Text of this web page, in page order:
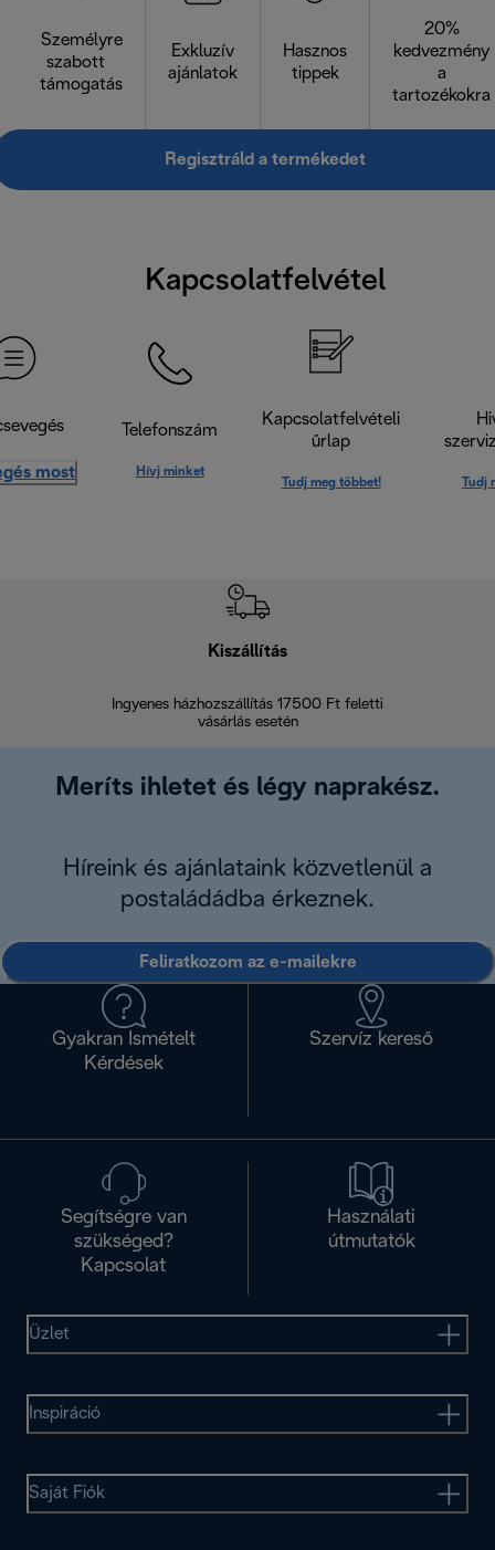
Személyre
szabott
támogatás
Exkluzív
ajánlatok
Hasznos
tippek
20%
kedvezmény
a
tartozékokra
Regisztráld a termékedet
Kapcsolatfelvétel
most
Telefonszám
Hívj minket
Kapcsolatfelvételi
űrlap
Tudj meg többet! Tudj
Kiszállítás
Ingyenes házhozszállítás 17500 Ft feletti
vásárlás esetén
Meríts ihletet és légy naprakész.
Híreink és ajánlataink közvetlenül a
postaládádba érkeznek.
Feliratkozom az e-mailekre
Gyakran Ismételt
Kérdések
Szervíz kereső
Segítségre van
szükséged?
Kapcsolat
Használati
útmutatók
Üzlet
Inspiráció
Saját Fiók